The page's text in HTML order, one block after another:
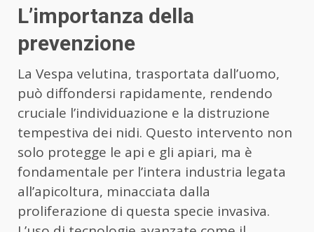
L’importanza della
prevenzione
La Vespa velutina, trasportata dall’uomo,
può diffondersi rapidamente, rendendo
cruciale l’individuazione e la distruzione
tempestiva dei nidi. Questo intervento non
solo protegge le api e gli apiari, ma è
fondamentale per l’intera industria legata
all’apicoltura, minacciata dalla
proliferazione di questa specie invasiva.